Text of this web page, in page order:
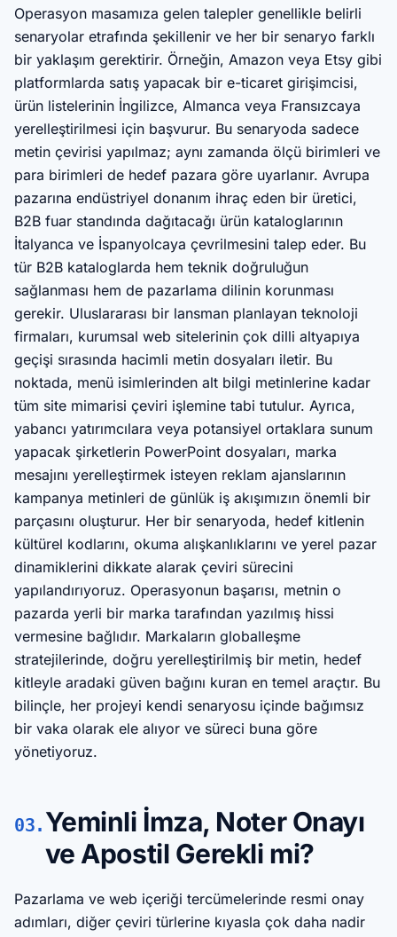
Operasyon masamıza gelen talepler genellikle belirli
senaryolar etrafında şekillenir ve her bir senaryo farklı
bir yaklaşım gerektirir. Örneğin, Amazon veya Etsy gibi
platformlarda satış yapacak bir e-ticaret girişimcisi,
ürün listelerinin İngilizce, Almanca veya Fransızcaya
yerelleştirilmesi için başvurur. Bu senaryoda sadece
metin çevirisi yapılmaz; aynı zamanda ölçü birimleri ve
para birimleri de hedef pazara göre uyarlanır. Avrupa
pazarına endüstriyel donanım ihraç eden bir üretici,
B2B fuar standında dağıtacağı ürün kataloglarının
İtalyanca ve İspanyolcaya çevrilmesini talep eder. Bu
tür B2B kataloglarda hem teknik doğruluğun
sağlanması hem de pazarlama dilinin korunması
gerekir. Uluslararası bir lansman planlayan teknoloji
firmaları, kurumsal web sitelerinin çok dilli altyapıya
geçişi sırasında hacimli metin dosyaları iletir. Bu
noktada, menü isimlerinden alt bilgi metinlerine kadar
tüm site mimarisi çeviri işlemine tabi tutulur. Ayrıca,
yabancı yatırımcılara veya potansiyel ortaklara sunum
yapacak şirketlerin PowerPoint dosyaları, marka
mesajını yerelleştirmek isteyen reklam ajanslarının
kampanya metinleri de günlük iş akışımızın önemli bir
parçasını oluşturur. Her bir senaryoda, hedef kitlenin
kültürel kodlarını, okuma alışkanlıklarını ve yerel pazar
dinamiklerini dikkate alarak çeviri sürecini
yapılandırıyoruz. Operasyonun başarısı, metnin o
pazarda yerli bir marka tarafından yazılmış hissi
vermesine bağlıdır. Markaların globalleşme
stratejilerinde, doğru yerelleştirilmiş bir metin, hedef
kitleyle aradaki güven bağını kuran en temel araçtır. Bu
bilinçle, her projeyi kendi senaryosu içinde bağımsız
bir vaka olarak ele alıyor ve süreci buna göre
yönetiyoruz.
03. Yeminli İmza, Noter Onayı
ve Apostil Gerekli mi?
Pazarlama ve web içeriği tercümelerinde resmi onay
adımları, diğer çeviri türlerine kıyasla çok daha nadir